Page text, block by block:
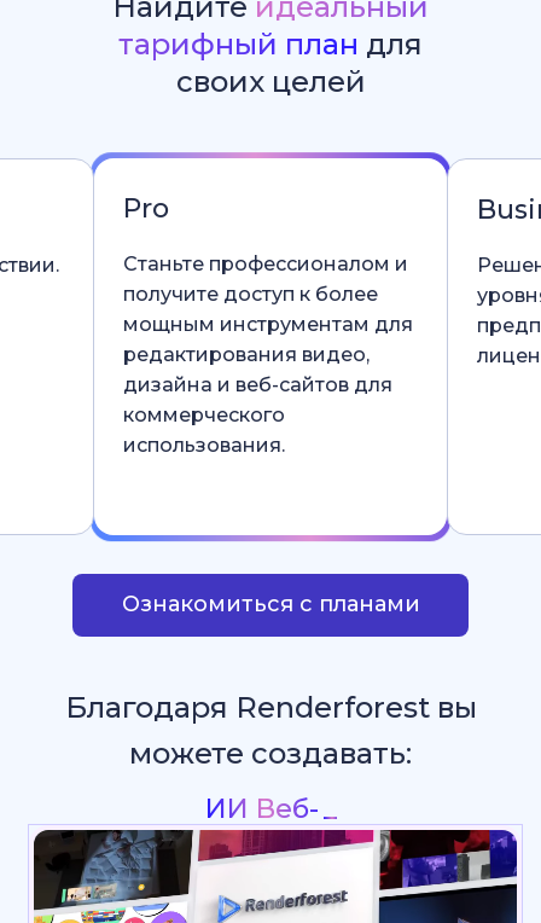
тарифный план для
своих целей
Pro
Станьте профессионалом и
получите доступ к более
мощным инструментам для
редактирования видео,
дизайна и веб-сайтов для
коммерческого
использования.
Ознакомиться с планами
Благодаря Renderforest вы
можете создавать:
Интро & Лого Анимация